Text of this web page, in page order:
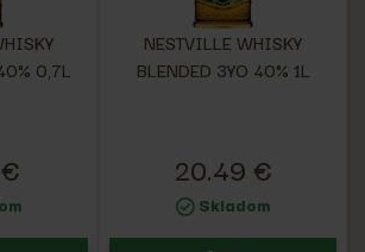
0,7L
NESTVILLE WHISKY
BLENDED 3YO 40% 1L
20.49 €
Skladom